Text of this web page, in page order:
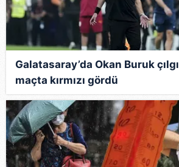
Galatasaray’da Okan Buruk
maçta kırmızı gördü